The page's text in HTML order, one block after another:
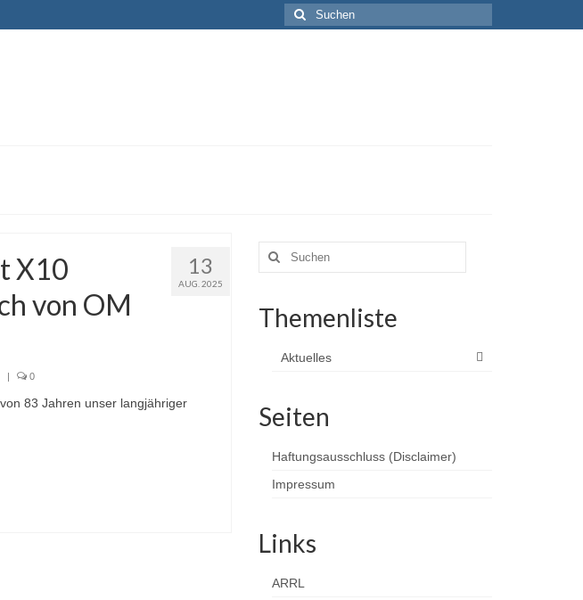
Suchen
nach:
13
AUG. 2025
X10
von OM
| 0
83 Jahren unser langjähriger
Suchen
nach:
Themenliste
Aktuelles
Seiten
Haftungsausschluss (Disclaimer)
Impressum
Links
ARRL